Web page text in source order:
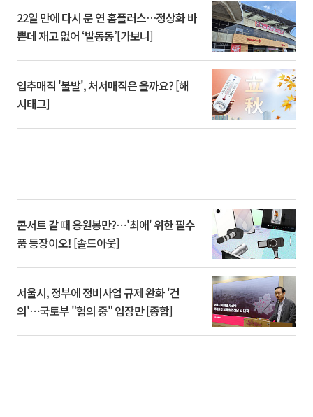
22일 만에 다시 문 연 홈플러스…정상화 바
쁜데 재고 없어 ‘발동동’[가보니]
입추매직 '불발', 처서매직은 올까요? [해
시태그]
콘서트 갈 때 응원봉만?⋯'최애' 위한 필수
품 등장이오! [솔드아웃]
서울시, 정부에 정비사업 규제 완화 '건
의'⋯국토부 "협의 중" 입장만 [종합]